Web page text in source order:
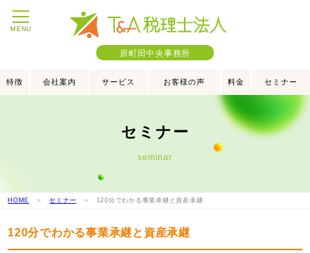
MENU
原町田中央事務所
特徴 会社案内 サービス お客様の声 料金 セミナー
セミナー
seminar
HOME ＞セミナー ＞ 120分でわかる事業承継と資産承継
120分でわかる事業承継と資産承継